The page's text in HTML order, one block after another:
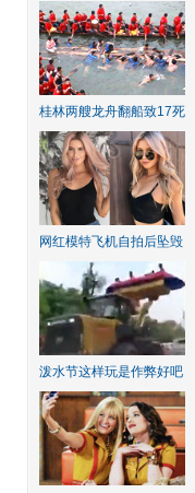
桂林两艘龙舟翻船致17死
网红模特飞机自拍后坠毁
泼水节这样玩是作弊好吧